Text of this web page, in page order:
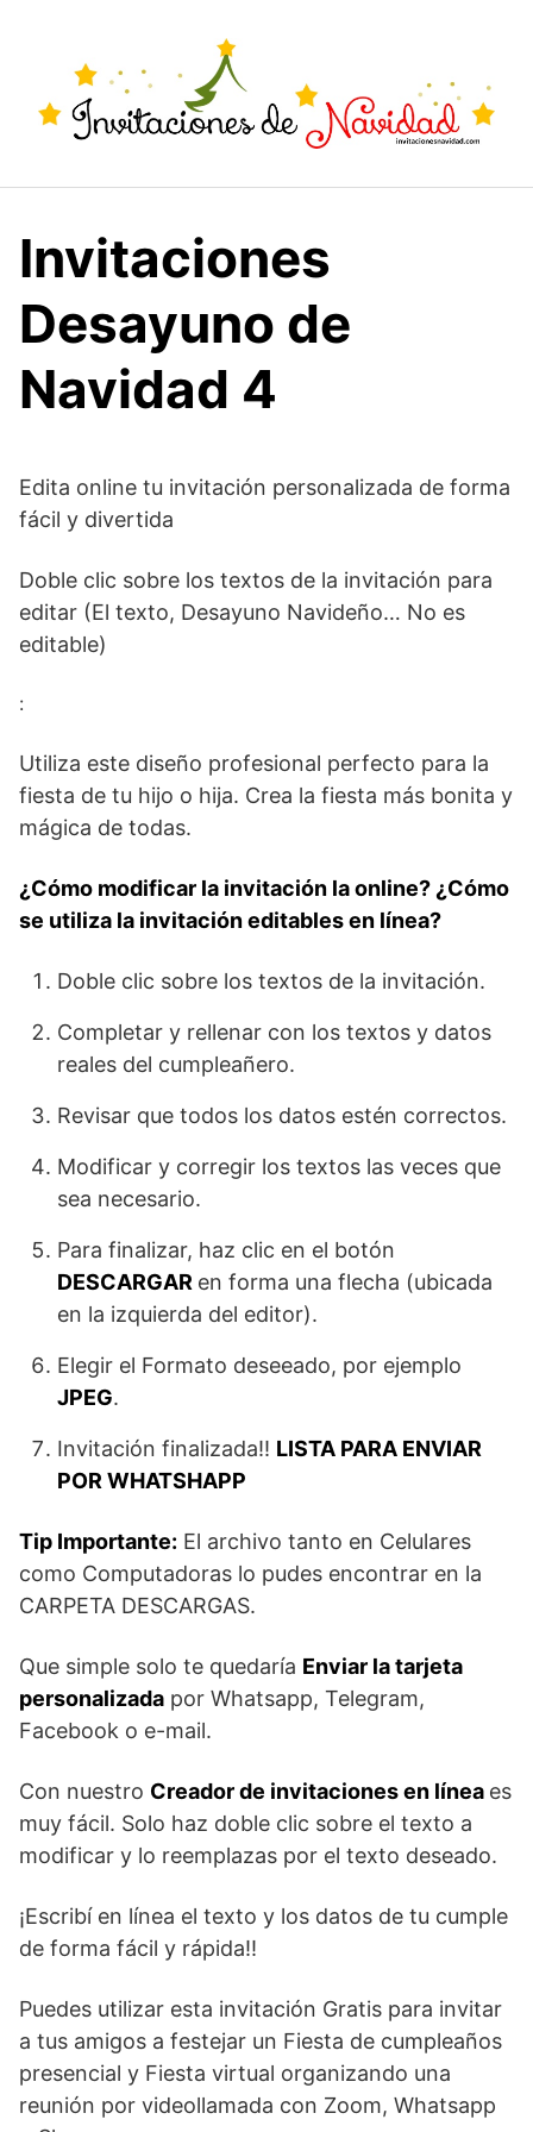
contenido
Invitaciones
Desayuno de
Navidad 4
Edita online tu invitación personalizada de forma
fácil y divertida
Doble clic sobre los textos de la invitación para
editar (El texto, Desayuno Navideño… No es
editable)
:
Utiliza este diseño profesional perfecto para la
fiesta de tu hijo o hija. Crea la fiesta más bonita y
mágica de todas.
¿Cómo modificar la invitación la online? ¿Cómo
se utiliza la invitación editables en línea?
Doble clic sobre los textos de la invitación.
Completar y rellenar con los textos y datos
reales del cumpleañero.
Revisar que todos los datos estén correctos.
Modificar y corregir los textos las veces que
sea necesario.
Para finalizar, haz clic en el botón
DESCARGAR en forma una flecha (ubicada
en la izquierda del editor).
Elegir el Formato deseeado, por ejemplo
JPEG.
Invitación finalizada!! LISTA PARA ENVIAR
POR WHATSHAPP
Tip Importante: El archivo tanto en Celulares
como Computadoras lo pudes encontrar en la
CARPETA DESCARGAS.
Que simple solo te quedaría Enviar la tarjeta
personalizada por Whatsapp, Telegram,
Facebook o e-mail.
Con nuestro Creador de invitaciones en línea es
muy fácil. Solo haz doble clic sobre el texto a
modificar y lo reemplazas por el texto deseado.
¡Escribí en línea el texto y los datos de tu cumple
de forma fácil y rápida!!
Puedes utilizar esta invitación Gratis para invitar
a tus amigos a festejar un Fiesta de cumpleaños
presencial y Fiesta virtual organizando una
reunión por videollamada con Zoom, Whatsapp